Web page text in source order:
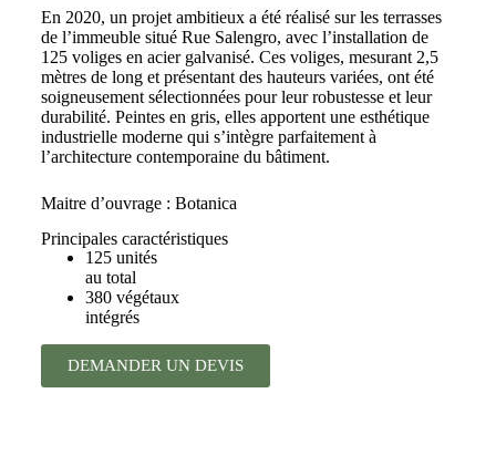
En 2020, un projet ambitieux a été réalisé sur les terrasses
de l’immeuble situé Rue Salengro, avec l’installation de
125 voliges en acier galvanisé. Ces voliges, mesurant 2,5
mètres de long et présentant des hauteurs variées, ont été
soigneusement sélectionnées pour leur robustesse et leur
durabilité. Peintes en gris, elles apportent une esthétique
industrielle moderne qui s’intègre parfaitement à
l’architecture contemporaine du bâtiment.
Maitre d’ouvrage : Botanica
Principales caractéristiques
125 unités
au total
380 végétaux
intégrés
DEMANDER UN DEVIS